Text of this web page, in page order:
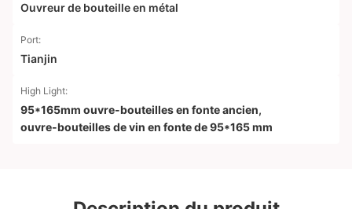
Ouvreur de bouteille en métal
Port:
Tianjin
High Light:
95*165mm ouvre-bouteilles en fonte ancien,
ouvre-bouteilles de vin en fonte de 95*165 mm